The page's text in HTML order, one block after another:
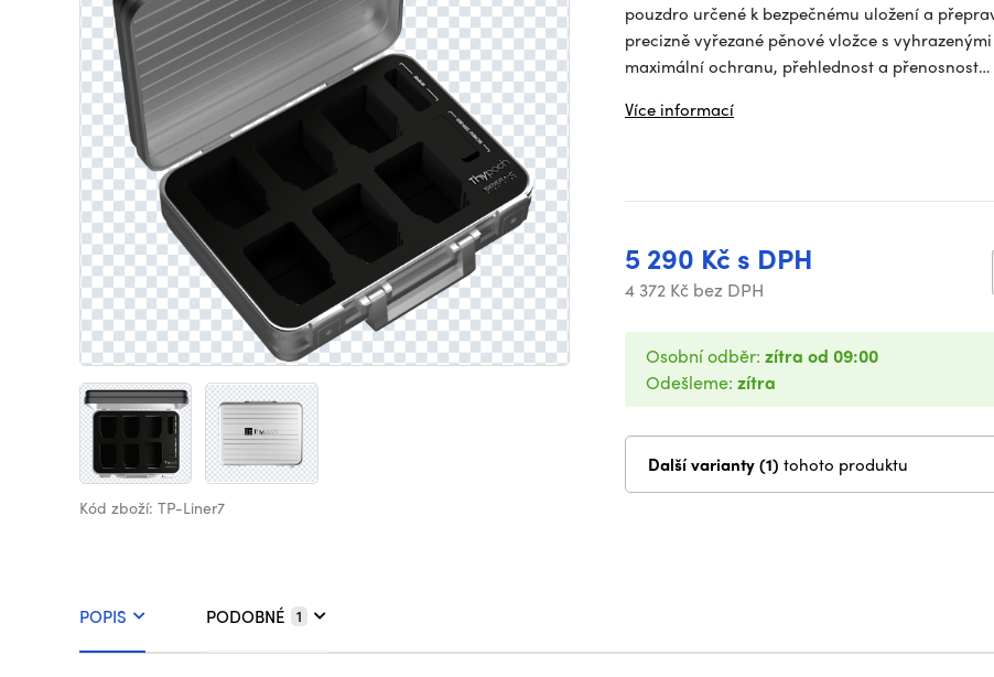
Kód zboží: TP-Liner7
pouzdro určené k bezpečnému uložení a
precizně vyřezané pěnové vložce s
maximální ochranu, přehlednost a přenosnost…
Více informací
5 290 Kč s DPH
4 372 Kč bez DPH
Osobní odběr: zítra od 09:00
Odešleme: zítra
Další varianty (1) tohoto produktu
POPIS PODOBNÉ 1